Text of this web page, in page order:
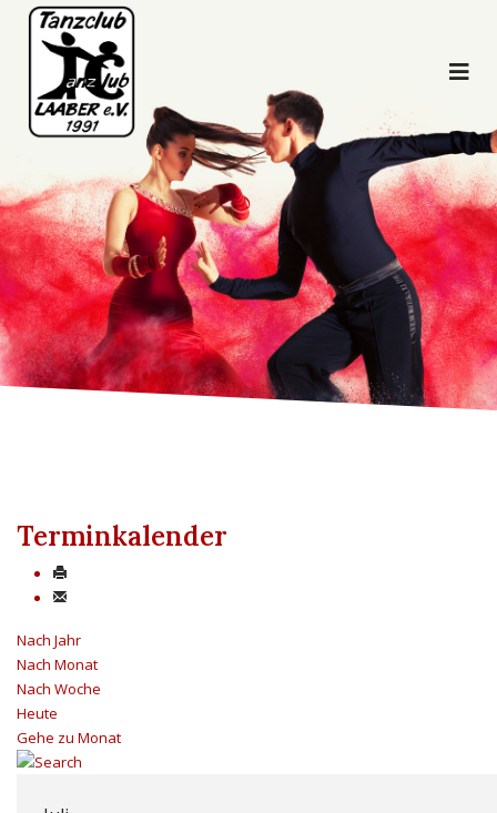
Terminkalender
Nach Jahr
Nach Monat
Nach Woche
Heute
Gehe zu Monat